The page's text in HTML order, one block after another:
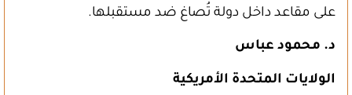
على مقاعد داخل دولة تُصاغ ضد مستقبلها.
د. محمود عباس
الولايات المتحدة الأمريكية